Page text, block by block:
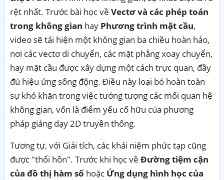
rệt nhất. Trước bài học về Vectơ và các phép toán
trong không gian hay Phương trình mặt cầu,
video sẽ tái hiện một không gian ba chiều hoàn hảo,
nơi các vectơ di chuyển, các mặt phẳng xoay chuyển,
hay mặt cầu được xây dựng một cách trực quan, đầy
đủ hiệu ứng sống động. Điều này loại bỏ hoàn toàn
sự khó khăn trong việc tưởng tượng các mối quan hệ
không gian, vốn là điểm yếu cố hữu của phương
pháp giảng dạy 2D truyền thống.
Tương tự, với Giải tích, các khái niệm phức tạp cũng
được "thổi hồn". Trước khi học về Đường tiệm cận
của đồ thị hàm số hoặc Ứng dụng hình học của